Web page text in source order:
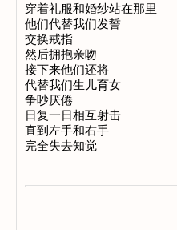
穿着礼服和婚纱站在那里
他们代替我们发誓
交换戒指
然后拥抱亲吻
接下来他们还将
代替我们生儿育女
争吵厌倦
日复一日相互射击
直到左手和右手